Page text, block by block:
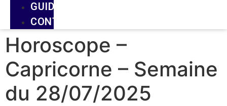
GUIDE
CONTACT
Horoscope –
Capricorne – Semaine
du 28/07/2025